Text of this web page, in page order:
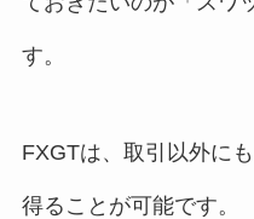
す。
FXGTは、取引以外に
得ることが可能です。